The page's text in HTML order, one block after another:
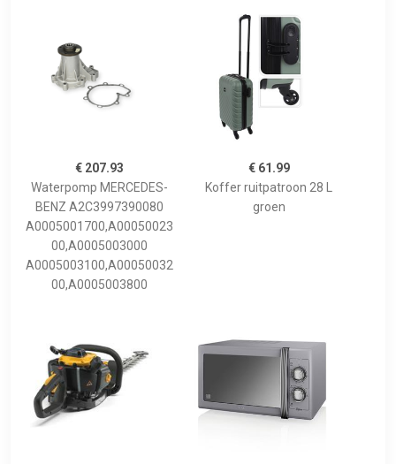
€ 207.93
Waterpomp MERCEDES-
BENZ A2C3997390080
A0005001700,A00050023
00,A0005003000
A0005003100,A00050032
00,A0005003800
€ 61.99
Koffer ruitpatroon 28 L
groen